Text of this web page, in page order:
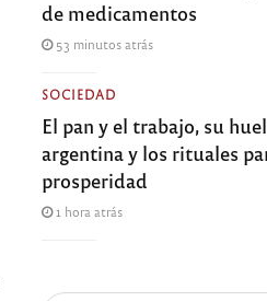
de medicamentos
53 minutos atrás
SOCIEDAD
El pan y el trabajo, su
argentina y los rituales
prosperidad
1 hora atrás